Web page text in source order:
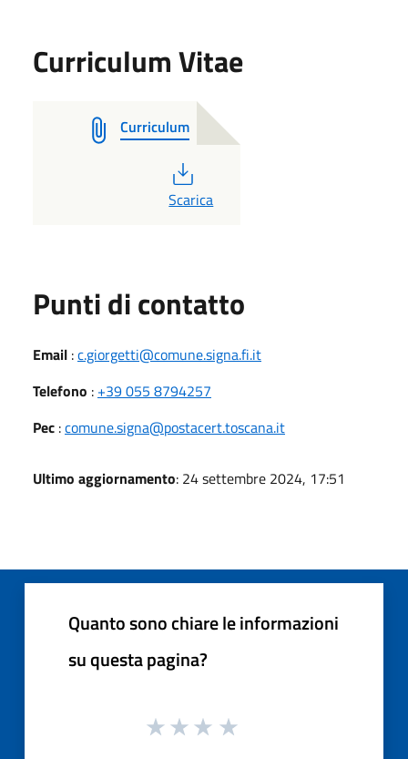
Curriculum Vitae
Curriculum
PDF
Scarica
Punti di contatto
Email :c.giorgetti@comune.signa.fi.it
Telefono : +39 055 8794257
Pec :comune.signa@postacert.toscana.it
Ultimo aggiornamento: 24 settembre 2024, 17:51
Quanto sono chiare le informazioni
su questa pagina?